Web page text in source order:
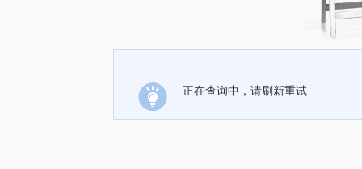
正在查询中，请刷新重试